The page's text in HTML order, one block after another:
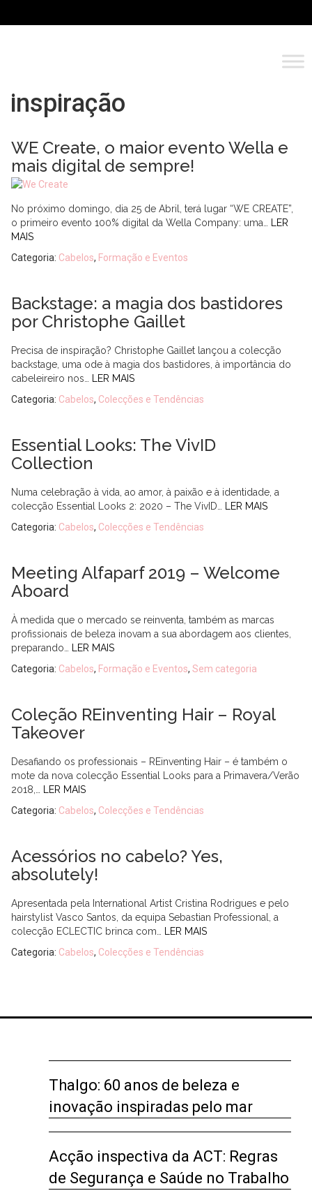
inspiração
WE Create, o maior evento Wella e
mais digital de sempre!
No próximo domingo, dia 25 de Abril, terá lugar “WE CREATE”,
o primeiro evento 100% digital da Wella Company: uma…
LER
MAIS
Categoria: Cabelos, Formação e Eventos
Backstage: a magia dos bastidores
por Christophe Gaillet
Precisa de inspiração? Christophe Gaillet lançou a colecção
backstage, uma ode à magia dos bastidores, à importância do
cabeleireiro nos…
LER MAIS
Categoria: Cabelos, Colecções e Tendências
Essential Looks: The VivID
Collection
Numa celebração à vida, ao amor, à paixão e à identidade, a
colecção Essential Looks 2: 2020 – The VivID…
LER MAIS
Categoria: Cabelos, Colecções e Tendências
Meeting Alfaparf 2019 – Welcome
Aboard
À medida que o mercado se reinventa, também as marcas
profissionais de beleza inovam a sua abordagem aos clientes,
preparando…
LER MAIS
Categoria: Cabelos, Formação e Eventos, Sem categoria
Coleção REinventing Hair – Royal
Takeover
Desafiando os professionais – REinventing Hair – é também o
mote da nova colecção Essential Looks para a Primavera/Verão
2018,…
LER MAIS
Categoria: Cabelos, Colecções e Tendências
Acessórios no cabelo? Yes,
absolutely!
Apresentada pela International Artist Cristina Rodrigues e pelo
hairstylist Vasco Santos, da equipa Sebastian Professional, a
colecção ECLECTIC brinca com…
LER MAIS
Categoria: Cabelos, Colecções e Tendências
Thalgo: 60 anos de beleza e
inovação inspiradas pelo mar
Acção inspectiva da ACT: Regras
de Segurança e Saúde no Trabalho